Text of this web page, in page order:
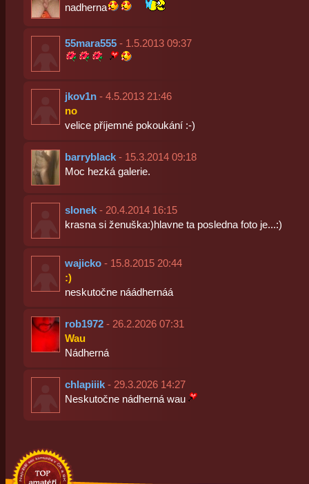
nadherna
55mara555- 1.5.2013 09:37
jkov1n- 4.5.2013 21:46
no
velice příjemné pokoukání :-)
barryblack- 15.3.2014 09:18
Moc hezká galerie.
slonek- 20.4.2014 16:15
krasna si ženuška:)hlavne ta posledna foto je...:)
wajicko- 15.8.2015 20:44
:)
neskutočne náádhernáá
rob1972- 26.2.2026 07:31
Wau
Nádherná
chlapiiik- 29.3.2026 14:27
Neskutočne nádherná wau